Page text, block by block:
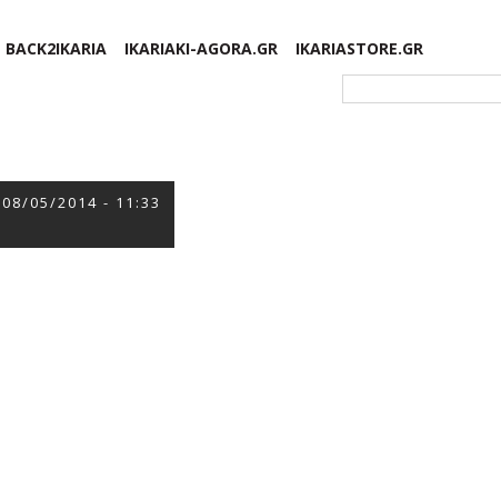
BACK2IKARIA IKARIAKI-AGORA.GR
IKARIASTORE.GR
08/05/2014 - 11:33